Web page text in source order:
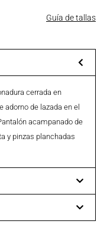
Guía de tallas
cerrada en
adorno de lazada en el
acampanado de
y pinzas planchadas